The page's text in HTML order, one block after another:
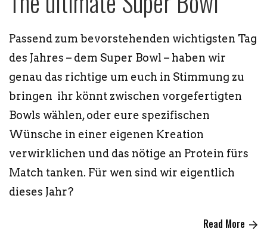
Passend zum bevorstehenden wichtigsten Tag
des Jahres – dem Super Bowl – haben wir
genau das richtige um euch in Stimmung zu
bringen ihr könnt zwischen vorgefertigten
Bowls wählen, oder eure spezifischen
Wünsche in einer eigenen Kreation
verwirklichen und das nötige an Protein fürs
Match tanken. Für wen sind wir eigentlich
dieses Jahr?
Read More